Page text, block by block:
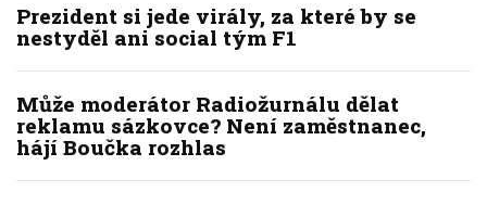
Prezident si jede virály, za které by se
nestyděl ani social tým F1
Může moderátor Radiožurnálu dělat
reklamu sázkovce? Není zaměstnanec,
hájí Boučka rozhlas